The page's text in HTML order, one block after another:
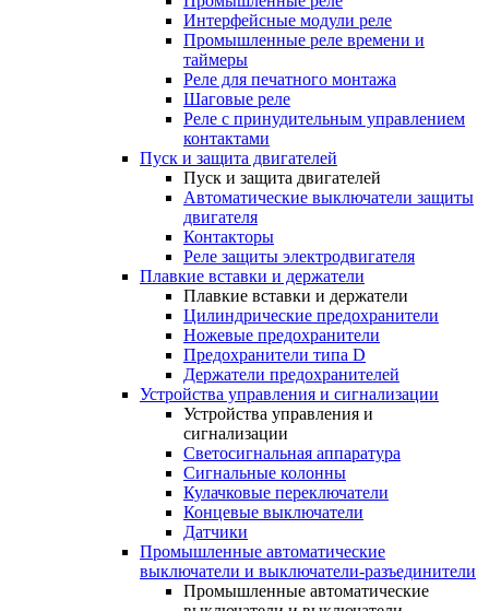
Интерфейсные модули реле
Промышленные реле времени и
таймеры
Реле для печатного монтажа
Шаговые реле
Реле с принудительным управлением
контактами
Пуск и защита двигателей
Пуск и защита двигателей
Автоматические выключатели защиты
двигателя
Контакторы
Реле защиты электродвигателя
Плавкие вставки и держатели
Плавкие вставки и держатели
Цилиндрические предохранители
Ножевые предохранители
Предохранители типа D
Держатели предохранителей
Устройства управления и сигнализации
Устройства управления и
сигнализации
Светосигнальная аппаратура
Сигнальные колонны
Кулачковые переключатели
Концевые выключатели
Датчики
Промышленные автоматические
выключатели и выключатели-разъединители
Промышленные автоматические